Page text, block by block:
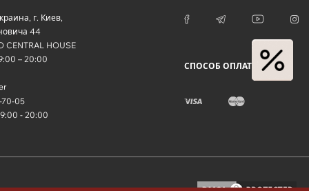
, г. Киев,
44
CENTRAL HOUSE
– 20:00
70-05
- 20:00
СПОСОБ ОПЛАТЫ